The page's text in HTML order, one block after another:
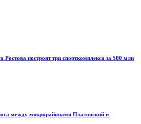
Ростова построят три спорткомплекса за 500 млн
между микрорайонами Платовский и